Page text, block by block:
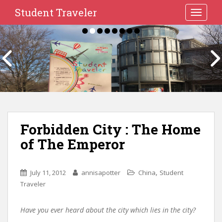
Student Traveler
Forbidden City : The Home
of The Emperor
July 11, 2012 annisapotter China, Student
Traveler
Have you ever heard about the city which lies in the city?